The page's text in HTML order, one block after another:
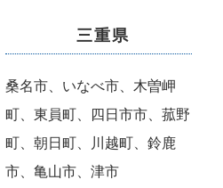
三重県
桑名市、いなべ市、木曽岬
町、東員町、四日市市、菰野
町、朝日町、川越町、鈴鹿
市、亀山市、津市